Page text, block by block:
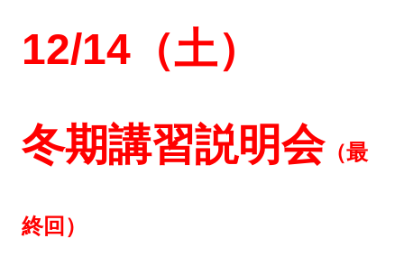
12/14（土）
冬期講習説明会 （最
終回）